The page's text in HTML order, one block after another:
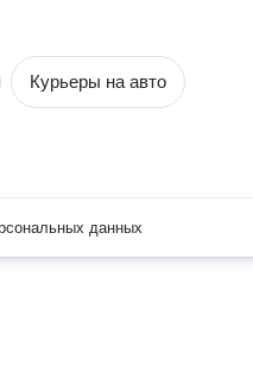
Курьеры на авто
данных